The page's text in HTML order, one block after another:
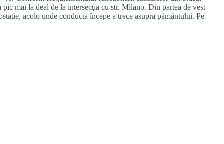
mai la deal de la intersecţia cu str. Milano. Din partea de vest
acolo unde conducta începe a trece asupra pământului. Pe